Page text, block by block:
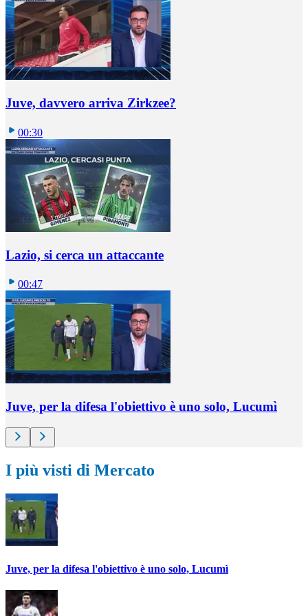
Juve, davvero arriva Zirkzee?
00:30
Lazio, si cerca un attaccante
00:47
Juve, per la difesa l'obiettivo è uno solo, Lucumì
I più visti di Mercato
Juve, per la difesa l'obiettivo è uno solo, Lucumì